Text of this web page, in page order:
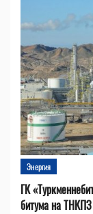
Энергия
ГК
битума на ТНКПЗ